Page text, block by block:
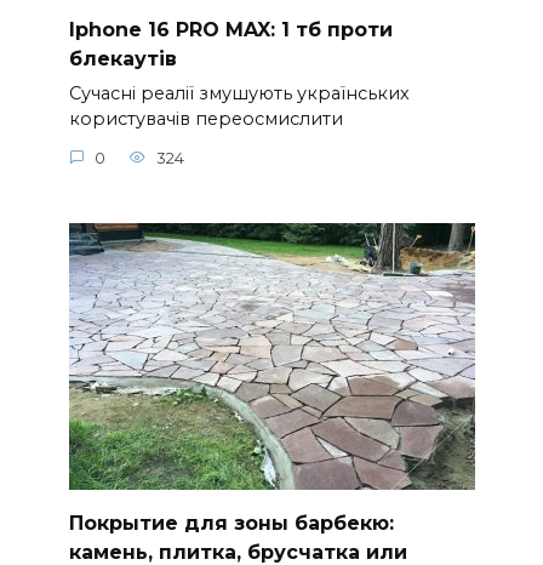
Iphone 16 PRO MAX: 1 тб проти
блекаутів
Сучасні реалії змушують українських
користувачів переосмислити
0 324
Покрытие для зоны барбекю:
камень, плитка, брусчатка или